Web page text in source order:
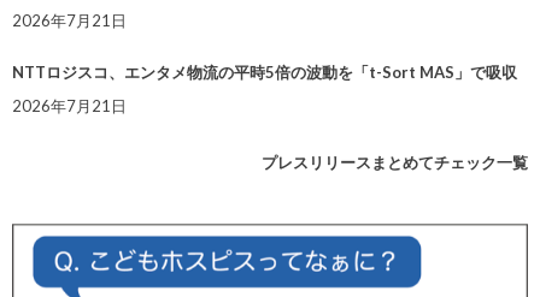
2026年7月21日
NTTロジスコ、エンタメ物流の平時5倍の波動を「t-Sort MAS」で吸収
2026年7月21日
プレスリリースまとめてチェック一覧